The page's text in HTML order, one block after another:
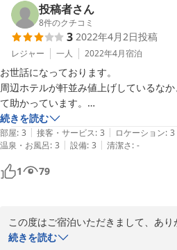
に行かないと受付出来ませんでした。
色々不満を書いていますが、丁寧に対
麗なので、私的にはおすすめです。
部屋の匂いは当たり外れがあると思い
気になりませんでした)
00の清掃時間中に対応させていただ
中につき、すぐには対応でき兼ねます
ご利用ください。
ご面倒をおかけして大変恐縮ですが、
上げます。
お部屋の匂いの件ですが、コロナ禍に
けておりますが、狭い空間のため、何
場合もあるかもしれません。布団の匂
天候の際にやはり匂いがこもる場合が
に気をつけてお部屋のご用意を致しま
スタッフ一同お待ちしております。
2022-10-09
投稿者さん
8件のクチコミ
3 2022年4月2日投稿
レジャー 一人 2022年4月宿泊
お世話になっております。
周辺ホテルが軒並み値上げしているな
て助かっています。
ありがとうございます。
さて、今回、「SIDE B」を希望して「
SIDE Aを案内されました。
特に説明もありませんでしたし、予約の
この先の予約もSIDE Bで予約しており
残念賞です。ありがとうございます。
続きを読む
部屋: 3 | 接客・サービス: 3 | ロケーション: 3
温泉・お風呂: 3 | 設備: 3 | 清潔さ: -
1 79
この度はご宿泊いただきまして、あり
続きを読む